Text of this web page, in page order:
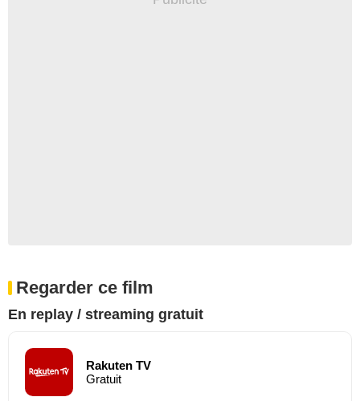
Regarder ce film
En replay / streaming gratuit
Rakuten TV
Gratuit